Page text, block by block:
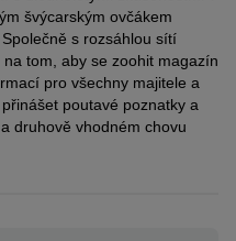
švýcarským ovčákem
s rozsáhlou sítí
tom, aby se zoohit magazín
pro všechny majitele a
poutavé poznatky a
druhově vhodném chovu